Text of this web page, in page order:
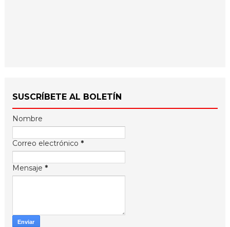
SUSCRÍBETE AL BOLETÍN
Nombre
Correo electrónico *
Mensaje *